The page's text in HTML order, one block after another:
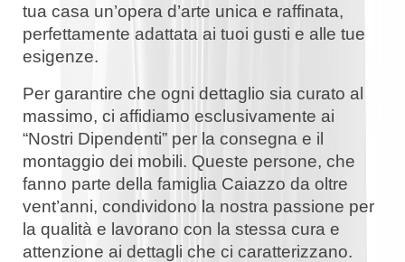
tua casa un’opera d’arte unica e raffinata,
perfettamente adattata ai tuoi gusti e alle tue
esigenze.
Per garantire che ogni dettaglio sia curato al
massimo, ci affidiamo esclusivamente ai
“Nostri Dipendenti” per la consegna e il
montaggio dei mobili. Queste persone, che
fanno parte della famiglia Caiazzo da oltre
vent’anni, condividono la nostra passione per
la qualità e lavorano con la stessa cura e
attenzione ai dettagli che ci caratterizzano.